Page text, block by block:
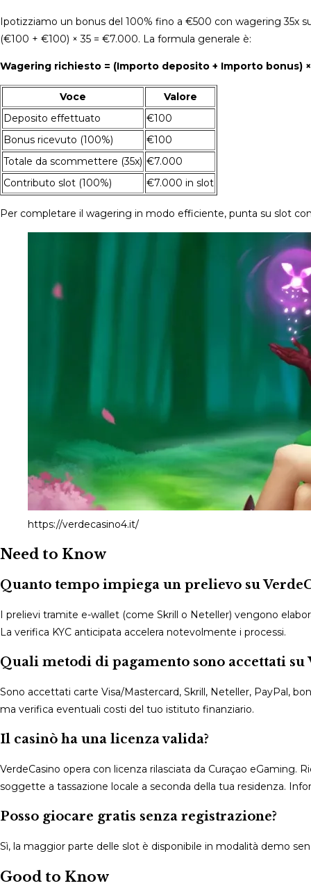
Ipotizziamo un bonus del 100% fino a €500 con wagering 35x
(€100 + €100) × 35 = €7.000. La formula generale è:
Wagering richiesto = (Importo deposito + Importo bonus)
Voce
Valore
Deposito effettuato
€100
Bonus ricevuto (100%)
€100
Totale da scommettere (35x) €7.000
Contributo slot (100%)
€7.000 in slot
Per completare il wagering in modo efficiente, punta su slot
https://verdecasino4.it/
Need to Know
Quanto tempo impiega un prelievo su
I prelievi tramite e-wallet (come Skrill o Neteller) vengono
La verifica KYC anticipata accelera notevolmente i processi.
Quali metodi di pagamento sono accettati su
Sono accettati carte Visa/Mastercard, Skrill, Neteller, PayPal,
ma verifica eventuali costi del tuo istituto finanziario.
Il casinò ha una licenza valida?
VerdeCasino opera con licenza rilasciata da Curaçao eGaming.
soggette a tassazione locale a seconda della tua residenza.
Posso giocare gratis senza registrazione?
Sì, la maggior parte delle slot è disponibile in modalità demo
Good to Know